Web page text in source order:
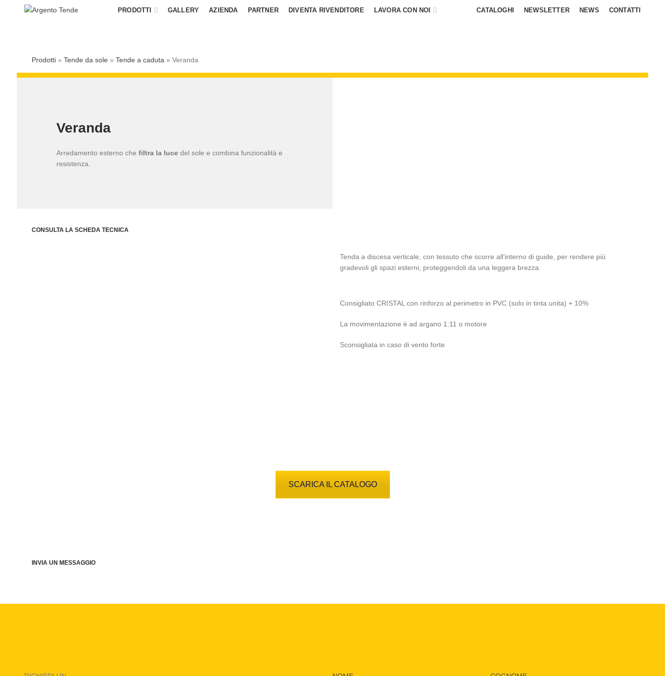
PRODOTTI GALLERY AZIENDA PARTNER DIVENTA RIVENDITORE LAVORA CON NOI CATALOGHI NEWSLETTER NEWS CONTATTI
Prodotti» Tende da sole» Tende a caduta » Veranda
Veranda
Arredamento esterno che filtra la lucedel sole e combina funzionalità e
resistenza.
CONSULTA LA SCHEDA TECNICA
Tenda a discesa verticale, con tessuto che scorre all’interno di guide, per rendere più
gradevoli gli spazi esterni, proteggendoli da una leggera brezza.
Consigliato CRISTAL con rinforzo al perimetro in PVC (solo in tinta unita) + 10%
La movimentazione è ad argano 1:11 o motore
Sconsigliata in caso di vento forte
SCARICA IL CATALOGO
INVIA UN MESSAGGIO